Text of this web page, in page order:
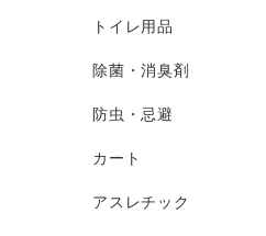
トイレ用品
除菌・消臭剤
防虫・忌避
カート
アスレチック